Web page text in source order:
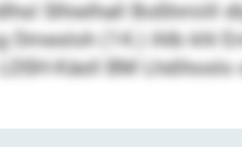
Slhielhall Boßhmiill
(14.) ihlb khl
Käsll BM